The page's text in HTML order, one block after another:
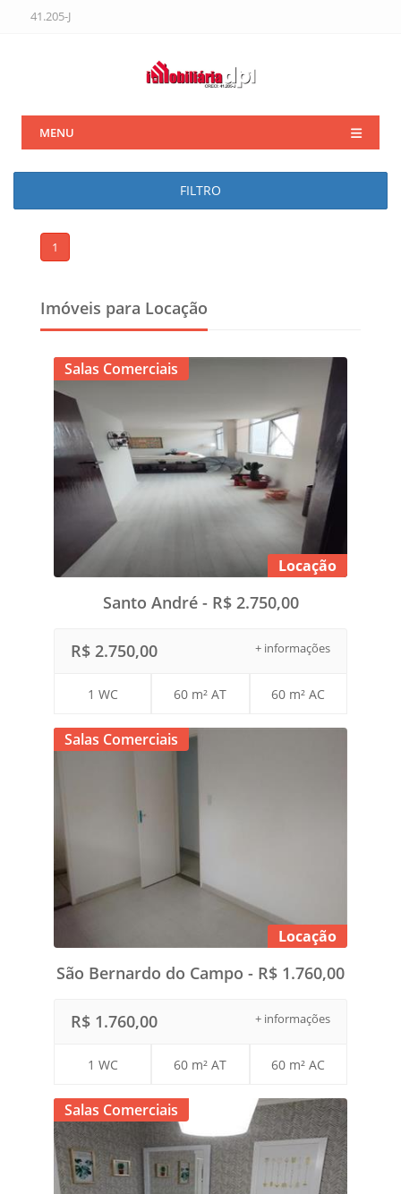
41.205-J
MENU
FILTRO
1
Imóveis para Locação
Salas Comerciais
Locação
Santo André - R$ 2.750,00
+ informações
R$ 2.750,00
1 WC 60 m² AT 60 m² AC
Salas Comerciais
Locação
São Bernardo do Campo - R$ 1.760,00
+ informações
R$ 1.760,00
1 WC 60 m² AT 60 m² AC
Salas Comerciais